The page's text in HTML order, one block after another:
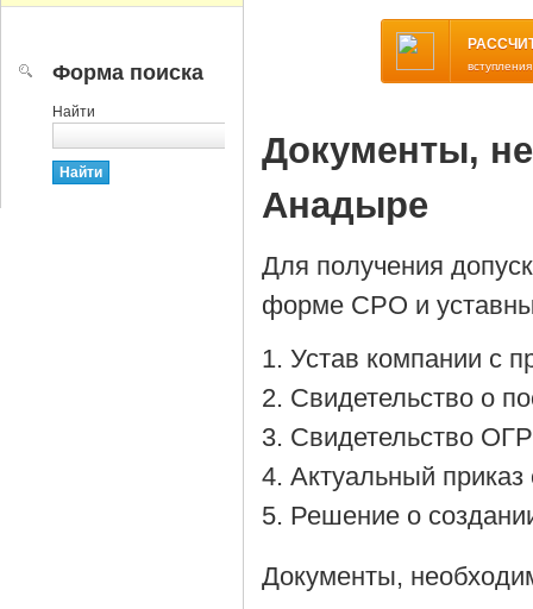
Документы,
Анадыре
Для получения
форме СРО и
Устав компании с
Cвидетельство о
Cвидетельство
Актуальный приказ
Решение о
Документы,
Форма поиска
Найти